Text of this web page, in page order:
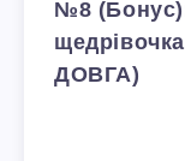
№8
ДОВГА)